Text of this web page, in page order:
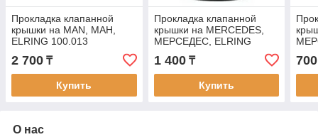
Прокладка клапанной
крышки на MAN, МАН,
ELRING 100.013
2 700 ₸
Купить
Прокладка клапанной
крышки на MERCEDES,
МЕРСЕДЕС, ELRING
060.560
1 400₸
Купить
700
О нас